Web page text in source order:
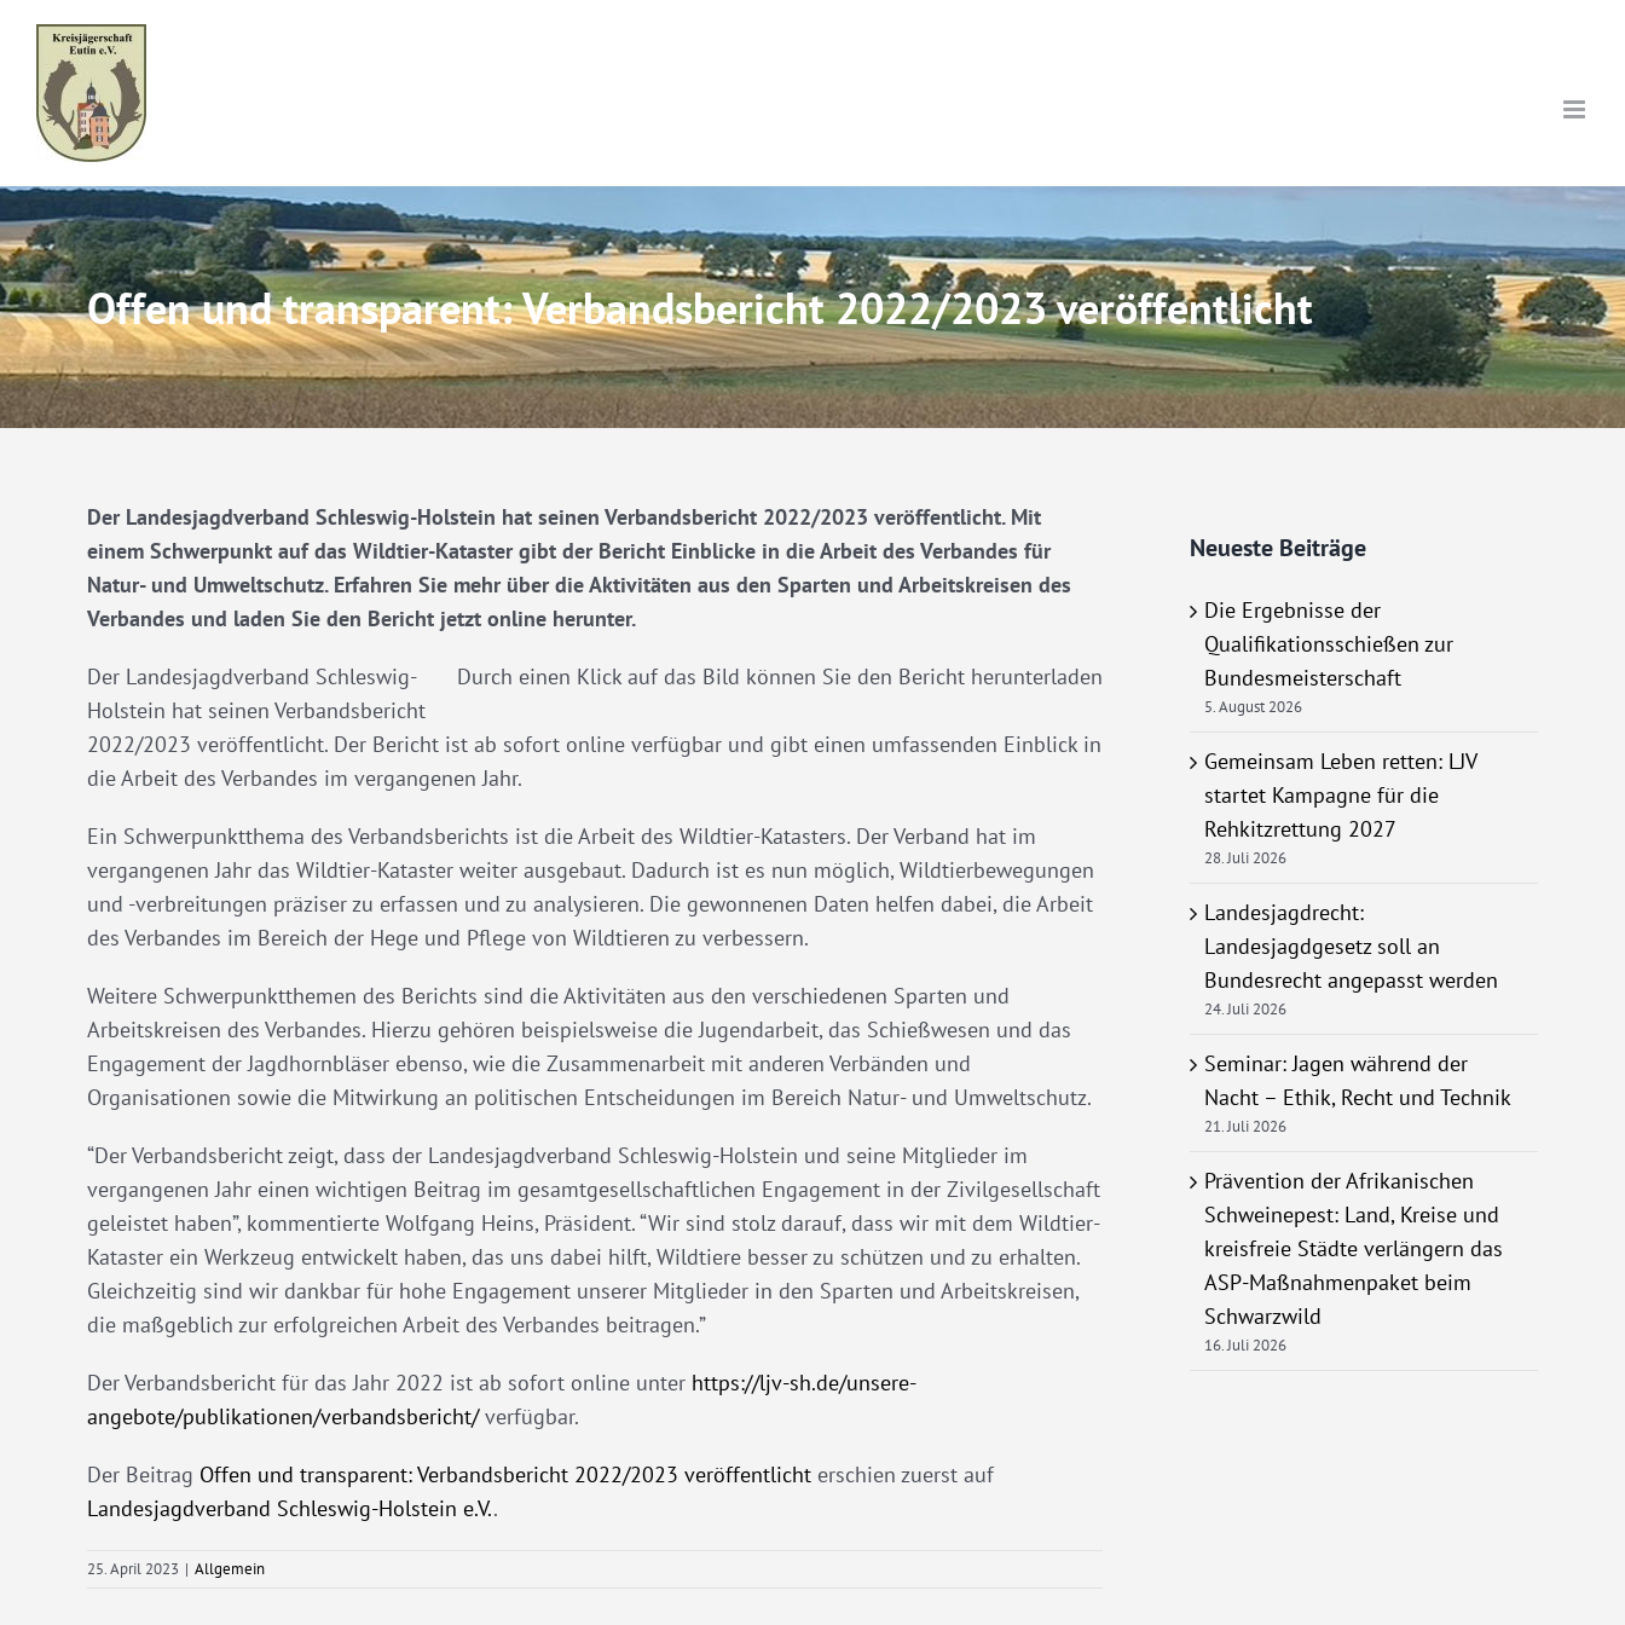
content
Offen und transparent: Verbandsbericht 2022/2023 veröffentlicht
Der Landesjagdverband Schleswig-Holstein hat seinen Verbandsbericht 2022/2023 veröffentlicht. Mit
einem Schwerpunkt auf das Wildtier-Kataster gibt der Bericht Einblicke in die Arbeit des Verbandes für
Natur- und Umweltschutz. Erfahren Sie mehr über die Aktivitäten aus den Sparten und Arbeitskreisen des
Verbandes und laden Sie den Bericht jetzt online herunter.
Durch einen Klick auf das Bild können Sie den Bericht herunterladen
Der Landesjagdverband Schleswig-
Holstein hat seinen Verbandsbericht
2022/2023 veröffentlicht. Der Bericht ist ab sofort online verfügbar und gibt einen umfassenden Einblick in
die Arbeit des Verbandes im vergangenen Jahr.
Ein Schwerpunktthema des Verbandsberichts ist die Arbeit des Wildtier-Katasters. Der Verband hat im
vergangenen Jahr das Wildtier-Kataster weiter ausgebaut. Dadurch ist es nun möglich, Wildtierbewegungen
und -verbreitungen präziser zu erfassen und zu analysieren. Die gewonnenen Daten helfen dabei, die Arbeit
des Verbandes im Bereich der Hege und Pflege von Wildtieren zu verbessern.
Weitere Schwerpunktthemen des Berichts sind die Aktivitäten aus den verschiedenen Sparten und
Arbeitskreisen des Verbandes. Hierzu gehören beispielsweise die Jugendarbeit, das Schießwesen und das
Engagement der Jagdhornbläser ebenso, wie die Zusammenarbeit mit anderen Verbänden und
Organisationen sowie die Mitwirkung an politischen Entscheidungen im Bereich Natur- und Umweltschutz.
“Der Verbandsbericht zeigt, dass der Landesjagdverband Schleswig-Holstein und seine Mitglieder im
vergangenen Jahr einen wichtigen Beitrag im gesamtgesellschaftlichen Engagement in der Zivilgesellschaft
geleistet haben”, kommentierte Wolfgang Heins, Präsident. “Wir sind stolz darauf, dass wir mit dem Wildtier-
Kataster ein Werkzeug entwickelt haben, das uns dabei hilft, Wildtiere besser zu schützen und zu erhalten.
Gleichzeitig sind wir dankbar für hohe Engagement unserer Mitglieder in den Sparten und Arbeitskreisen,
die maßgeblich zur erfolgreichen Arbeit des Verbandes beitragen.”
Der Verbandsbericht für das Jahr 2022 ist ab sofort online unter https://ljv-sh.de/unsere-
angebote/publikationen/verbandsbericht/verfügbar.
Der Beitrag Offen und transparent: Verbandsbericht 2022/2023 veröffentlicht erschien zuerst auf
Landesjagdverband Schleswig-Holstein e.V..
25. April 2023 | Allgemein
Neueste Beiträge
Die Ergebnisse der
Qualifikationsschießen zur
Bundesmeisterschaft
5. August 2026
Gemeinsam Leben retten: LJV
startet Kampagne für die
Rehkitzrettung 2027
28. Juli 2026
Landesjagdrecht:
Landesjagdgesetz soll an
Bundesrecht angepasst werden
24. Juli 2026
Seminar: Jagen während der
Nacht – Ethik, Recht und Technik
21. Juli 2026
Prävention der Afrikanischen
Schweinepest: Land, Kreise und
kreisfreie Städte verlängern das
ASP-Maßnahmenpaket beim
Schwarzwild
16. Juli 2026